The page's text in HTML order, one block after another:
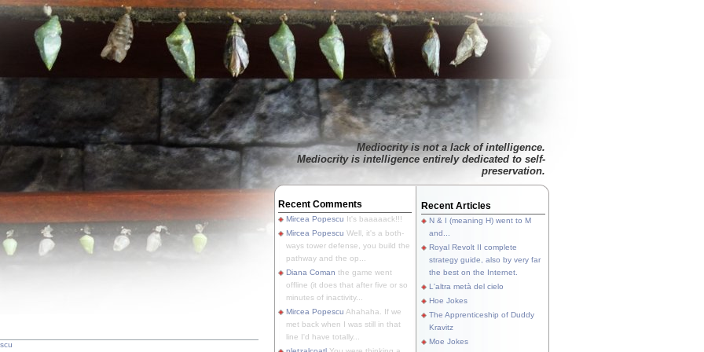
Mediocrity is not a lack of intelligence.
Mediocrity is intelligence entirely dedicated to self-
preservation.
Recent Comments
Mircea Popescu It's baaaaack!!!
Mircea Popescu Well, it's a both-
ways tower defense, you build the
pathway and the op...
Diana Coman the game went
offline (it does that after five or so
minutes of inactivity...
Mircea Popescu Ahahaha. If we
met back when I was still in that
line I'd have totally...
Recent Articles
N & I (meaning H) went to M
and...
Royal Revolt II complete
strategy guide, also by very far
the best on the Internet.
L'altra metà del cielo
Hoe Jokes
The Apprenticeship of Duddy
Kravitz
Moe Jokes